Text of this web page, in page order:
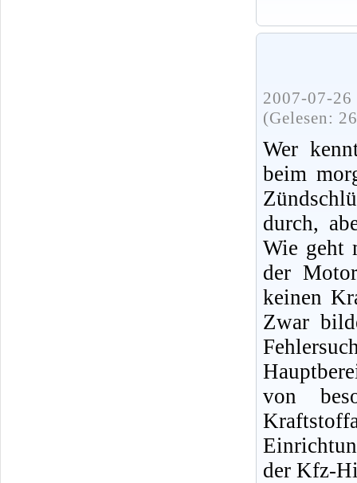
2007-07-
(Gelesen:
Wer
beim
durch,
Wie geht
der
keinen
Zwar
von
der Kfz-